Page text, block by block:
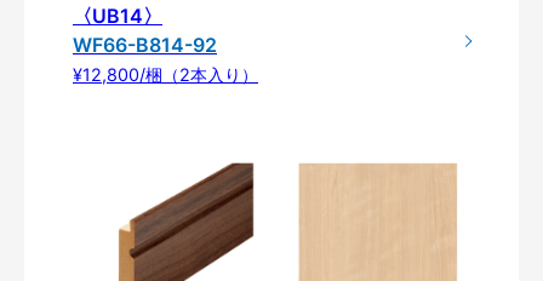
〈UB14〉
WF66-B814-92
¥12,800/梱（2本入り）